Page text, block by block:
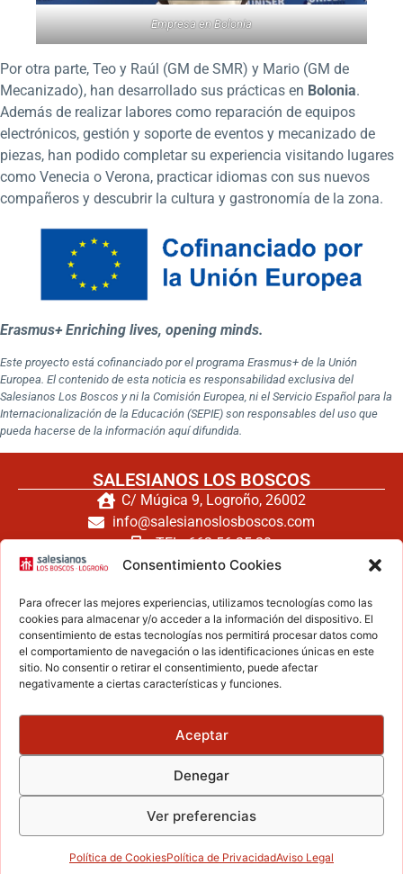
Consentimiento Cookies
Para ofrecer las mejores experiencias, utilizamos tecnologías como las
cookies para almacenar y/o acceder a la información del dispositivo. El
consentimiento de estas tecnologías nos permitirá procesar datos como
el comportamiento de navegación o las identificaciones únicas en este
sitio. No consentir o retirar el consentimiento, puede afectar
negativamente a ciertas características y funciones.
Aceptar
Denegar
Ver preferencias
Política de CookiesPolítica de PrivacidadAviso Legal
Empresa en Bolonia
Por otra parte, Teo y Raúl (GM de SMR) y Mario (GM de
Mecanizado), han desarrollado sus prácticas en Bolonia.
Además de realizar labores como reparación de equipos
electrónicos, gestión y soporte de eventos y mecanizado de
piezas, han podido completar su experiencia visitando lugares
como Venecia o Verona, practicar idiomas con sus nuevos
compañeros y descubrir la cultura y gastronomía de la zona.
Erasmus+ Enriching lives, opening minds.
Este proyecto está cofinanciado por el programa Erasmus+ de la Unión
Europea. El contenido de esta noticia es responsabilidad exclusiva del
Salesianos Los Boscos y ni la Comisión Europea, ni el Servicio Español para la
Internacionalización de la Educación (SEPIE) son responsables del uso que
pueda hacerse de la información aquí difundida.
SALESIANOS LOS BOSCOS
C/ Múgica 9, Logroño, 26002
info@salesianoslosboscos.com
TEL: 662 56 25 20
TEL: 941 240 171
Haz clic para aceptar cookies de
marketing y permitir este contenido
ZONA LEGAL
Aviso legal
Política de privacidad
Secretaría